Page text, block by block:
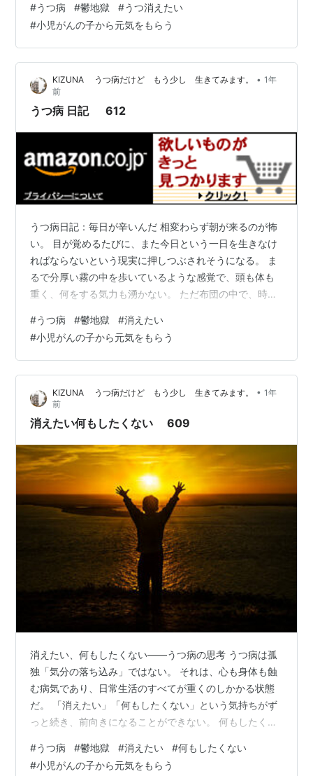
まらない。 目覚めた瞬間から「生きていたくない」と思
ってしまうことが、もう当たり前になってしまってい
る。 リビングに行くと、窓の外は曇り空。 天気と自分の
心がリンクしているみたいで、妙にしっくりきた。 晴れ
の日ですら気分が晴れないのに、曇りの日は本当に心が
押し潰される。 コーヒーをいれて…
#うつ病 #鬱地獄 #うつ消えたい
#小児がんの子から元気をもらう
KIZUNA うつ病だけど もう少し 生きてみます。 • 1年
前
うつ病 日記 612
うつ病日記：毎日が辛いんだ 相変わらず朝が来るのが怖
い。 目が覚めるたびに、また今日という一日を生きなけ
ればならないという現実に押しつぶされそうになる。 ま
るで分厚い霧の中を歩いているような感覚で、頭も体も
重く、何をする気力も湧かない。 ただ布団の中で、時間
ら、時間の流れが変わったように感じる。 以前は、朝起
きて仕事に行き、ご飯を食べて、趣味を楽しんで、寝る
という普通の生活が送れていた。 でも今は、目を開ける
だけで精一杯。 朝ごはんを食べることすら負担に感じる
し、何かしなければいけないというプレッシャーが余計
に自分を苦しめる。 人と話すのも怖…
#うつ病 #鬱地獄 #消えたい
#小児がんの子から元気をもらう
KIZUNA うつ病だけど もう少し 生きてみます。 • 1年
前
消えたい何もしたくない 609
消えたい、何もしたくない——うつ病の思考 うつ病は孤
独「気分の落ち込み」ではない。 それは、心も身体も蝕
む病気であり、日常生活のすべてが重くのしかかる状態
だ。 「消えたい」「何もしたくない」という気持ちがず
っと続き、前向きになることができない。 何もしたくな
ことにも興味を持てなくなる。 本を読むこと、音楽を聴
くこと、友達と話すこと、すべてが億劫に感じる。 「や
#うつ病 #鬱地獄 #消えたい #何もしたくない
#小児がんの子から元気をもらう